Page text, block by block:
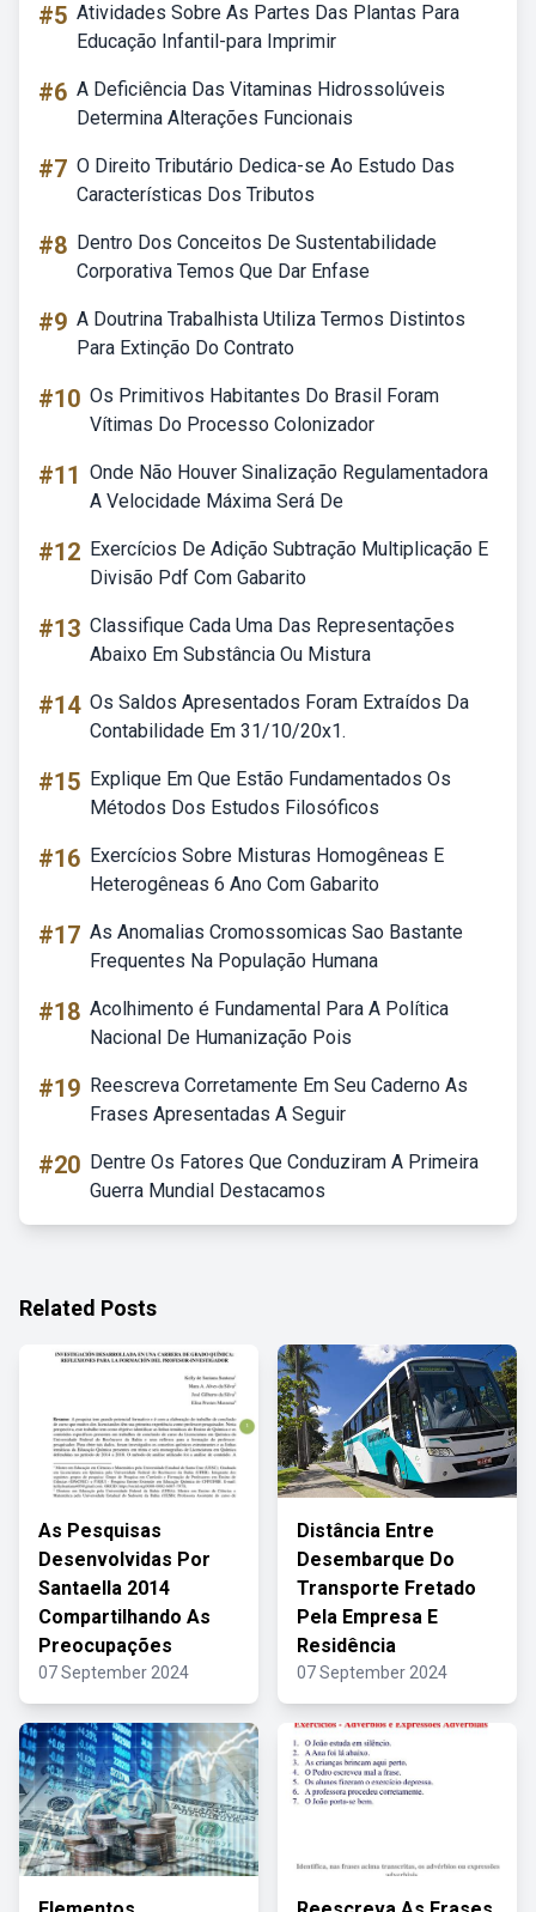
#5 Atividades Sobre As Partes Das Plantas Para
Educação Infantil-para Imprimir
#6 A Deficiência Das Vitaminas Hidrossolúveis
Determina Alterações Funcionais
#7 O Direito Tributário Dedica-se Ao Estudo Das
Características Dos Tributos
#8 Dentro Dos Conceitos De Sustentabilidade
Corporativa Temos Que Dar Enfase
#9 A Doutrina Trabalhista Utiliza Termos Distintos
Para Extinção Do Contrato
#10 Os Primitivos Habitantes Do Brasil Foram
Vítimas Do Processo Colonizador
#11 Onde Não Houver Sinalização Regulamentadora
A Velocidade Máxima Será De
#12 Exercícios De Adição Subtração Multiplicação E
Divisão Pdf Com Gabarito
#13 Classifique Cada Uma Das Representações
Abaixo Em Substância Ou Mistura
#14 Os Saldos Apresentados Foram Extraídos Da
Contabilidade Em 31/10/20x1.
#15 Explique Em Que Estão Fundamentados Os
Métodos Dos Estudos Filosóficos
#16 Exercícios Sobre Misturas Homogêneas E
Heterogêneas 6 Ano Com Gabarito
#17 As Anomalias Cromossomicas Sao Bastante
Frequentes Na População Humana
#18 Acolhimento é Fundamental Para A Política
Nacional De Humanização Pois
#19 Reescreva Corretamente Em Seu Caderno As
Frases Apresentadas A Seguir
#20 Dentre Os Fatores Que Conduziram A Primeira
Guerra Mundial Destacamos
Related Posts
As Pesquisas
Desenvolvidas Por
Santaella 2014
Compartilhando As
Preocupações
07 September 2024
Distância Entre
Desembarque Do
Transporte Fretado
Pela Empresa E
Residência
07 September 2024